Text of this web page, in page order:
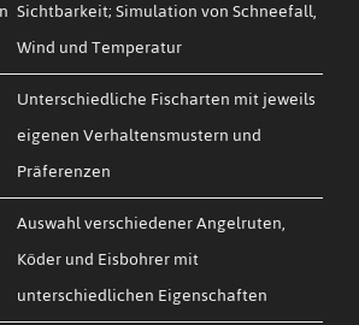
Sichtbarkeit; Simulation von Schneefall,
Wind und Temperatur
Unterschiedliche Fischarten mit jeweils
eigenen Verhaltensmustern und
Präferenzen
Auswahl verschiedener Angelruten,
Köder und Eisbohrer mit
unterschiedlichen Eigenschaften